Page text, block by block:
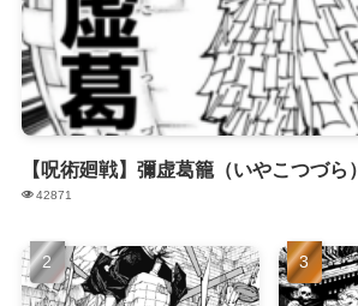
【呪術廻戦】彌虚葛籠（いやこつづら）
42871